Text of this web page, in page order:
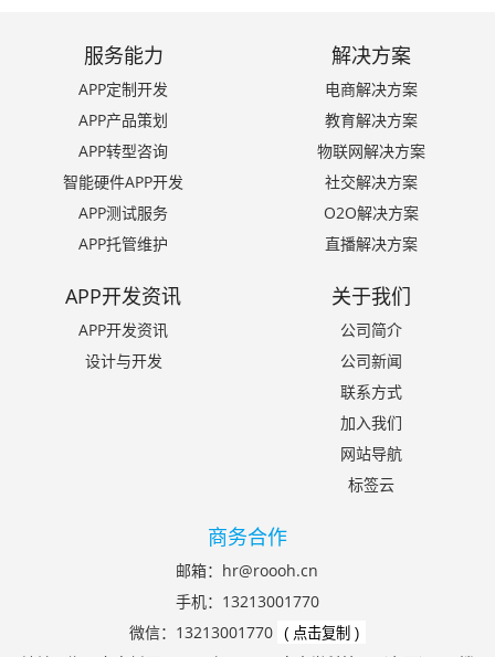
服务能力
APP定制开发
APP产品策划
APP转型咨询
智能硬件APP开发
APP测试服务
APP托管维护
解决方案
电商解决方案
教育解决方案
物联网解决方案
社交解决方案
O2O解决方案
直播解决方案
APP开发资讯
APP开发资讯
设计与开发
关于我们
公司简介
公司新闻
联系方式
加入我们
网站导航
标签云
商务合作
邮箱： hr@roooh.cn
手机： 13213001770
微信： 13213001770 ( 点击复制 )